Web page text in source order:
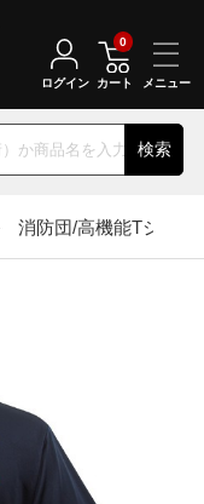
検索
ログイン カート
0
消防団/高機能Tシャツ